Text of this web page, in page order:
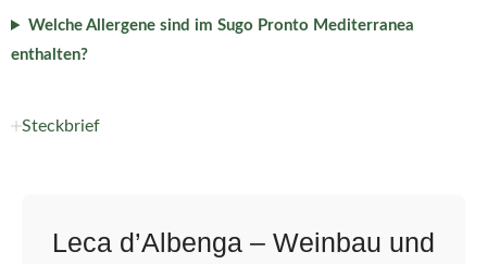
Welche Allergene sind im Sugo Pronto Mediterranea
enthalten?
Steckbrief
Leca d’Albenga – Weinbau und